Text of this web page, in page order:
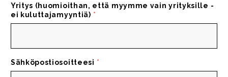
Yritys (huomioithan, että myymme vain yrityksille -
ei kuluttajamyyntiä) *
Sähköpostiosoitteesi *